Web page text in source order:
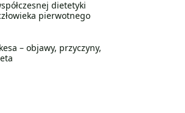
dietetyki
pierwotnego
– objawy, przyczyny,